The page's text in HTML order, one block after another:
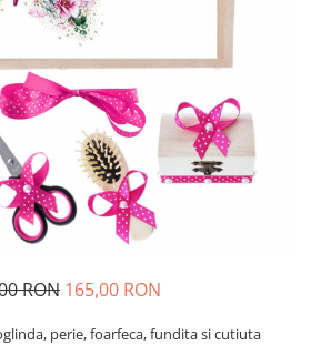
RON 165,00 RON
perie, foarfeca, fundita si cutiuta